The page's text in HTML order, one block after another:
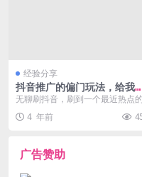
经验分享
抖音推广的偏门玩法，给我们
的启示
无聊刷抖音，刷到一个最近热点的
个比较亮眼的评价。 ...
4 年前
广告赞助